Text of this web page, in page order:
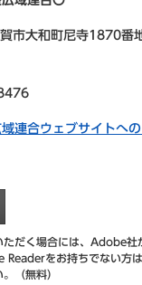
市大和町尼寺1870番
連合ウェブサイトへ
ただく場合には、Adobe
Readerをお持ちでない方
（無料）